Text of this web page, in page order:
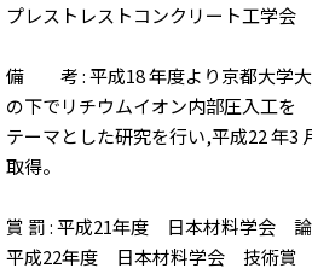
プレストレストコンクリート工学会
備 考 : 平成18 年度より京都大学大
の下でリチウムイオン内部圧入工を
テーマとした研究を行い,平成22 年3
取得。
賞 罰 : 平成21年度 日本材料学会
平成22年度 日本材料学会 技術賞